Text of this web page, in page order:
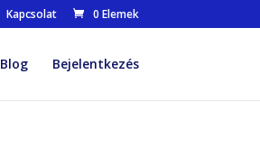
Kapcsolat 0 Elemek
Blog Bejelentkezés